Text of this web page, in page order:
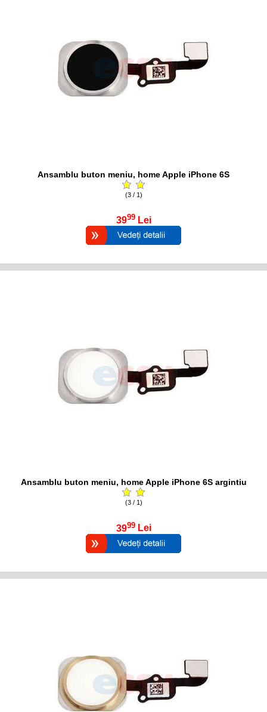
Ansamblu buton meniu, home Apple iPhone 6S
(3 / 1)
3999 Lei
Ansamblu buton meniu, home Apple iPhone 6S argintiu
(3 / 1)
3999 Lei